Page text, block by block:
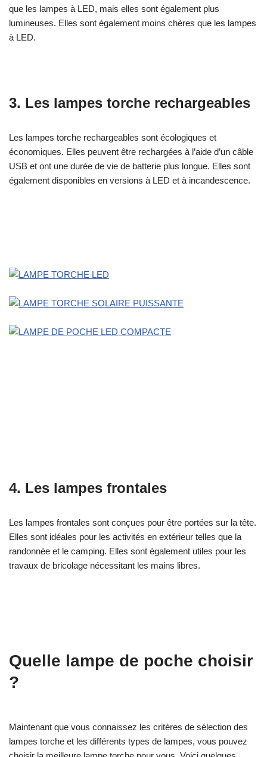
que les lampes à LED, mais elles sont également plus
lumineuses. Elles sont également moins chères que les lampes
à LED.
3. Les lampes torche rechargeables
Les lampes torche rechargeables sont écologiques et
économiques. Elles peuvent être rechargées à l’aide d’un câble
USB et ont une durée de vie de batterie plus longue. Elles sont
également disponibles en versions à LED et à incandescence.
4. Les lampes frontales
Les lampes frontales sont conçues pour être portées sur la tête.
Elles sont idéales pour les activités en extérieur telles que la
randonnée et le camping. Elles sont également utiles pour les
travaux de bricolage nécessitant les mains libres.
Quelle lampe de poche choisir
?
Maintenant que vous connaissez les critères de sélection des
lampes torche et les différents types de lampes, vous pouvez